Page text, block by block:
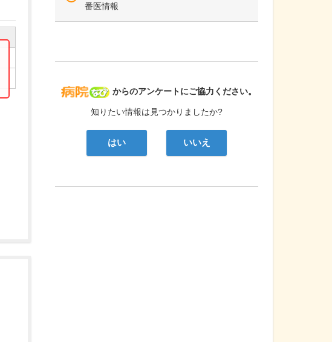
番医情報
病院なび
からのアンケートにご協力ください。
知りたい情報は見つかりましたか?
はい いいえ